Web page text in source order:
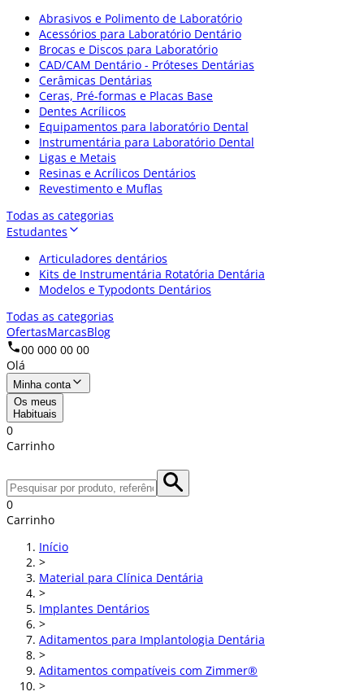
Abrasivos e Polimento de Laboratório
Acessórios para Laboratório Dentário
Brocas e Discos para Laboratório
CAD/CAM Dentário - Próteses Dentárias
Cerâmicas Dentárias
Ceras, Pré-formas e Placas Base
Dentes Acrílicos
Equipamentos para laboratório Dental
Instrumentária para Laboratório Dental
Ligas e Metais
Resinas e Acrílicos Dentários
Revestimento e Muflas
Todas as categorias
Estudantes
Articuladores dentários
Kits de Instrumentária Rotatória Dentária
Modelos e Typodonts Dentários
Todas as categorias
OfertasMarcasBlog
00 000 00 00
Olá
Minha conta
Os meus
Habituais
0
Carrinho
0
Carrinho
Início
>
Material para Clínica Dentária
>
Implantes Dentários
>
Aditamentos para Implantologia Dentária
>
Aditamentos compatíveis com Zimmer®
>